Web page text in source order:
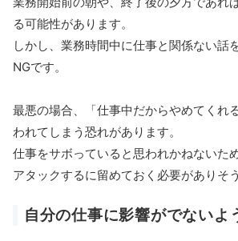
る可能性があります。
しかし、業務時間中に仕事と関係ない話
NGです。
最悪の場合、「仕事中だからやめてくれ
われてしまう恐れがあります。
仕事をサボっていると思われかねないた
アタックするに留めておく必要がありそう
自分の仕事に影響がでないよ